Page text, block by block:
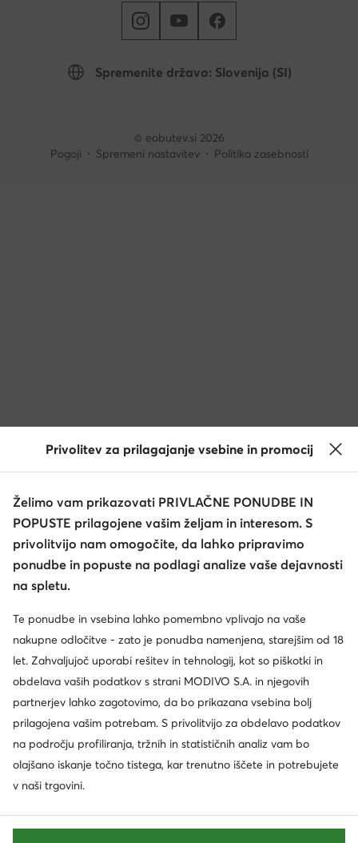
Spremenite državo: Slovenija (SI)
© eobutev.si 2026
Pogoji
Spremeni nastavitev Politika zasebnosti
Privolitev za prilagajanje vsebine in promocij
Želimo vam prikazovati PRIVLAČNE PONUDBE IN
POPUSTE prilagojene vašim željam in interesom. S
privolitvijo nam omogočite, da lahko pripravimo
ponudbe in popuste na podlagi analize vaše dejavnosti
na spletu.
Te ponudbe in vsebina lahko pomembno vplivajo na vaše
nakupne odločitve - zato je ponudba namenjena, starejšim od 18
let. Zahvaljujoč uporabi rešitev in tehnologij, kot so piškotki in
obdelava vaših podatkov s strani MODIVO S.A. in njegovih
partnerjev lahko zagotovimo, da bo prikazana vsebina bolj
prilagojena vašim potrebam. S privolitvijo za obdelavo podatkov
na področju profiliranja, tržnih in statističnih analiz vam bo
olajšano iskanje točno tistega, kar trenutno iščete in potrebujete
v naši trgovini.